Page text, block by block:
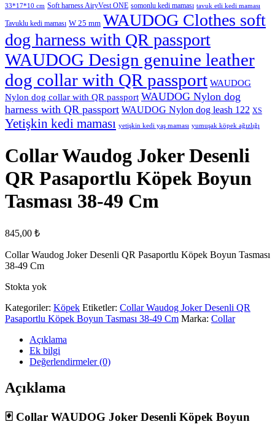
33*17*10 cm Soft harness AiryVest ONE somonlu kedi maması tavuk etli kedi maması
Tavuklu kedi maması W 25 mm WAUDOG Clothes soft
dog harness with QR passport
WAUDOG Design genuine leather
dog collar with QR passport WAUDOG
Nylon dog collar with QR passport WAUDOG Nylon dog
harness with QR passport WAUDOG Nylon dog leash 122 XS
Yetişkin kedi maması yetişkin kedi yaş maması yumuşak köpek ağızlığı
Collar Waudog Joker Desenli
QR Pasaportlu Köpek Boyun
Tasması 38-49 Cm
845,00 ₺
Collar Waudog Joker Desenli QR Pasaportlu Köpek Boyun Tasması
38-49 Cm
Stokta yok
Kategoriler: Köpek Etiketler: Collar Waudog Joker Desenli QR
Pasaportlu Köpek Boyun Tasması 38-49 Cm Marka: Collar
Açıklama
Ek bilgi
Değerlendirmeler (0)
Açıklama
🃏 Collar WAUDOG Joker Desenli Köpek Boyun